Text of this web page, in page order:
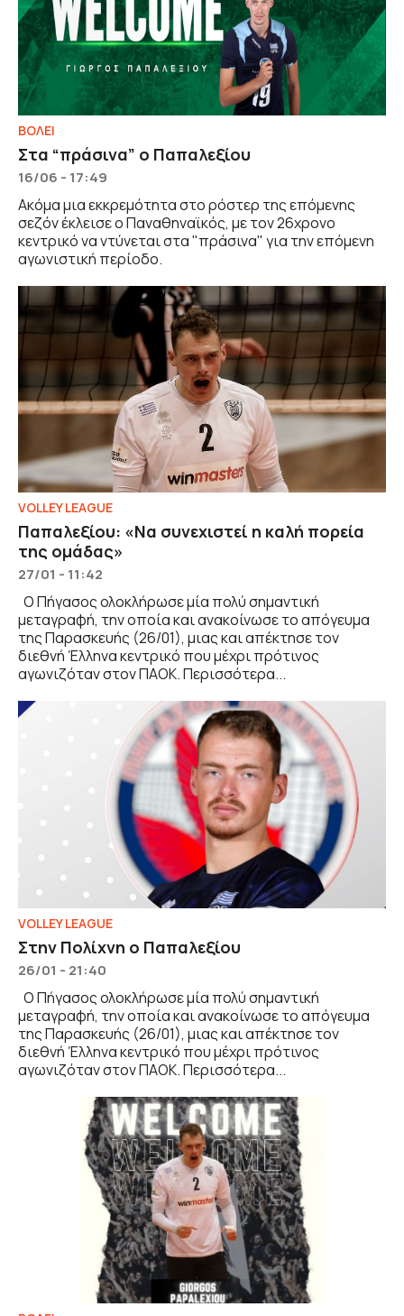
ΒOΛΕΙ
Στα “πράσινα” ο Παπαλεξίου
16/06 - 17:49
Ακόμα μια εκκρεμότητα στο ρόστερ της επόμενης
σεζόν έκλεισε ο Παναθηναϊκός, με τον 26χρονο
κεντρικό να ντύνεται στα "πράσινα" για την επόμενη
αγωνιστική περίοδο.
VOLLEY LEAGUE
Παπαλεξίου: «Να συνεχιστεί η καλή πορεία
της ομάδας»
27/01 - 11:42
Ο Πήγασος ολοκλήρωσε μία πολύ σημαντική
μεταγραφή, την οποία και ανακοίνωσε το απόγευμα
της Παρασκευής (26/01), μιας και απέκτησε τον
διεθνή Έλληνα κεντρικό που μέχρι πρότινος
αγωνιζόταν στον ΠΑΟΚ. Περισσότερα...
VOLLEY LEAGUE
Στην Πολίχνη ο Παπαλεξίου
26/01 - 21:40
Ο Πήγασος ολοκλήρωσε μία πολύ σημαντική
μεταγραφή, την οποία και ανακοίνωσε το απόγευμα
της Παρασκευής (26/01), μιας και απέκτησε τον
διεθνή Έλληνα κεντρικό που μέχρι πρότινος
αγωνιζόταν στον ΠΑΟΚ. Περισσότερα...